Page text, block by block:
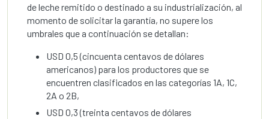
de leche remitido o destinado a su industrialización, al
momento de solicitar la garantía, no supere los
umbrales que a continuación se detallan:
USD 0,5 (cincuenta centavos de dólares
americanos) para los productores que se
encuentren clasificados en las categorías 1A, 1C,
2A o 2B,
USD 0,3 (treinta centavos de dólares